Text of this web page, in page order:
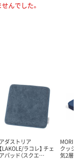
んでした。
アダストリア
【LAKOLE/ラコレ】 チェ
アパッド（スクエ…
クッシ
気2層…